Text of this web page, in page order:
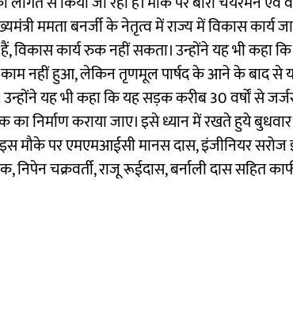
ममता बनर्जी के नेतृत्व में राज्य में विकास कार्य
विकास कार्य रुक नहीं सकता। उन्होंने यह भी कहा
काम नहीं हुआ, लेकिन तृणमूल पार्षद के आने के बाद से
यह भी कहा कि यह सड़क करीब 30 वर्षों से
निर्माण कराया जाए। इसे ध्यान में रखते हुये बुधवार
मौके पर एमएमआईसी मानस दास, इंजीनियर सरोज
निपेन चक्रवर्ती, राजू रूईदास, बर्नाली दास सहित